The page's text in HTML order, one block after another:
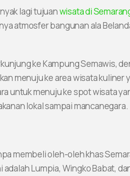
lagi tujuanwisata di
atmosfer bangunan ala
ke Kampung Semawis,
menuju ke area wisata kuliner
untuk menuju ke spot wisata
lokal sampai mancanegara.
membeli oleh-oleh khas
Lumpia, Wingko Babat,